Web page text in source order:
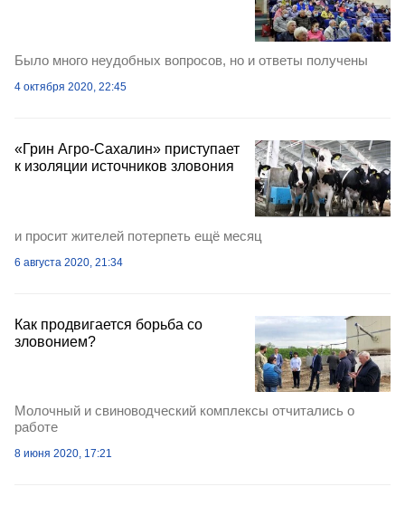
Было много неудобных вопросов, но и ответы получены
4 октября 2020, 22:45
«Грин Агро-Сахалин» приступает
к изоляции источников зловония
и просит жителей потерпеть ещё месяц
6 августа 2020, 21:34
Как продвигается борьба со
зловонием?
Молочный и свиноводческий комплексы отчитались о
работе
8 июня 2020, 17:21